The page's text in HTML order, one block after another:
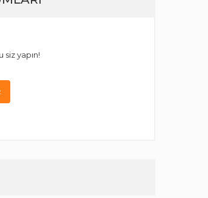
yapın!